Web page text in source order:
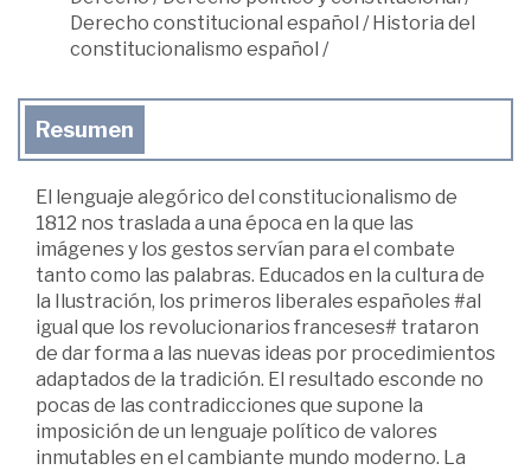
Derecho constitucional español /Historia del
constitucionalismo español /
Resumen
El lenguaje alegórico del constitucionalismo de
1812 nos traslada a una época en la que las
imágenes y los gestos servían para el combate
tanto como las palabras. Educados en la cultura de
la Ilustración, los primeros liberales españoles #al
igual que los revolucionarios franceses# trataron
de dar forma a las nuevas ideas por procedimientos
adaptados de la tradición. El resultado esconde no
pocas de las contradicciones que supone la
imposición de un lenguaje político de valores
inmutables en el cambiante mundo moderno. La